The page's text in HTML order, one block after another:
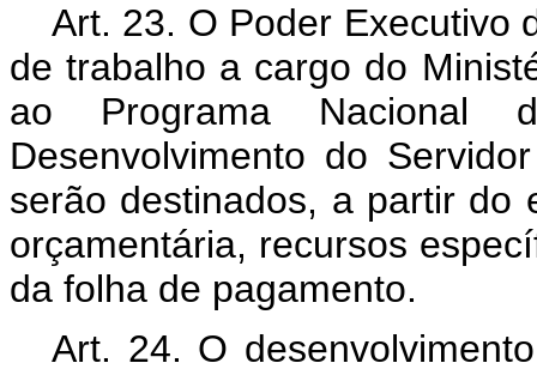
Art. 23. O Poder Executivo
de trabalho a cargo do
ao Programa Nacional
Desenvolvimento do
serão destinados, a partir do
orçamentária, recursos
da folha de pagamento.
Art. 24. O